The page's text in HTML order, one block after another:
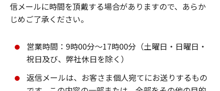
信メールに時間を頂戴する場合がありますので、あらか
じめご了承ください。
営業時間：9時00分～17時00分（土曜日・日曜日・
祝日及び、弊社休日を除く）
返信メールは、お客さま個人宛てにお送りするもの